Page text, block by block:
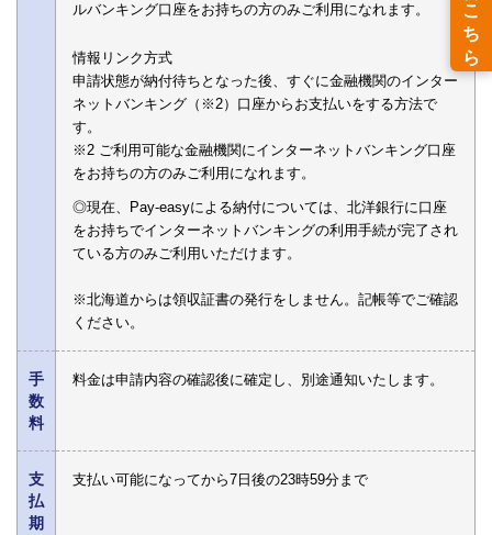
ルバンキング口座をお持ちの方のみご利用になれます。
情報リンク方式
申請状態が納付待ちとなった後、すぐに金融機関のインター
ネットバンキング（※2）口座からお支払いをする方法で
す。
※2 ご利用可能な金融機関にインターネットバンキング口座
をお持ちの方のみご利用になれます。
◎現在、Pay-easyによる納付については、北洋銀行に口座
をお持ちでインターネットバンキングの利用手続が完了され
ている方のみご利用いただけます。
※北海道からは領収証書の発行をしません。記帳等でご確認
ください。
手
数
料
料金は申請内容の確認後に確定し、別途通知いたします。
支
払
期
支払い可能になってから7日後の23時59分まで